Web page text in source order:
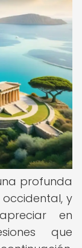
profunda
y
en
que